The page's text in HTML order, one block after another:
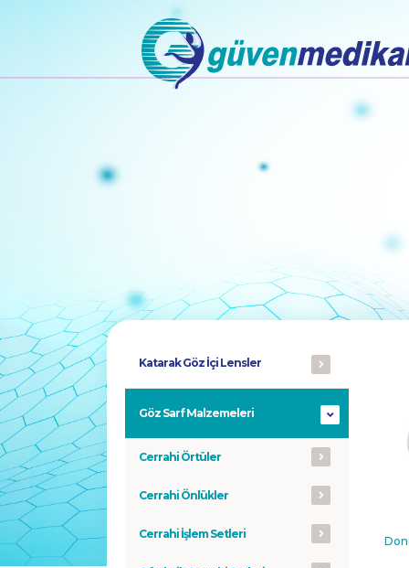
Katarak Göz İçi Lensler
Göz Sarf Malzemeleri
Cerrahi Örtüler
Cerrahi Önlükler
Cerrahi İşlem Setleri